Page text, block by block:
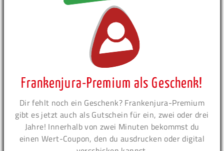
Frankenjura-Premium als Geschenk!
Dir fehlt noch ein Geschenk? Frankenjura-Premium
gibt es jetzt auch als Gutschein für ein, zwei oder drei
Jahre! Innerhalb von zwei Minuten bekommst du
einen Wert-Coupon, den du ausdrucken oder digital